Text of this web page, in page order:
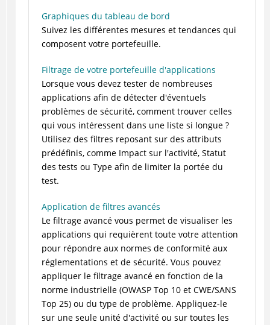
Graphiques du tableau de bord
Suivez les différentes mesures et tendances qui
composent votre portefeuille.
Filtrage de votre portefeuille d'applications
Lorsque vous devez tester de nombreuses
applications afin de détecter d'éventuels
problèmes de sécurité, comment trouver celles
qui vous intéressent dans une liste si longue ?
Utilisez des filtres reposant sur des attributs
prédéfinis, comme Impact sur l'activité, Statut
des tests ou Type afin de limiter la portée du
test.
Application de filtres avancés
Le filtrage avancé vous permet de visualiser les
applications qui requièrent toute votre attention
pour répondre aux normes de conformité aux
réglementations et de sécurité. Vous pouvez
appliquer le filtrage avancé en fonction de la
norme industrielle (OWASP Top 10 et CWE/SANS
Top 25) ou du type de problème. Appliquez-le
sur une seule unité d'activité ou sur toutes les